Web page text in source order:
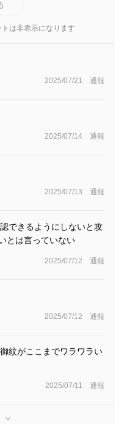
は非表示になります
2025/07/21 通報
2025/07/14 通報
2025/07/13 通報
できるようにしないと攻
とは言っていない
2025/07/12 通報
2025/07/12 通報
紋がここまでワラワラい
2025/07/11 通報